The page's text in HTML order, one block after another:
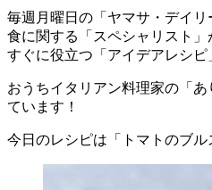
毎週月曜日の「ヤマサ・デイリ
食に関する「スペシャリスト」
すぐに役立つ「アイデアレシピ
おうちイタリアン料理家の「
ています！
今日のレシピは「トマトのブル